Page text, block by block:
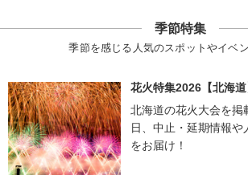
季節特集
季節を感じる人気のスポットやイベ
花火特集2026【北海道
北海道の花火大会を掲
日、中止・延期情報
をお届け！